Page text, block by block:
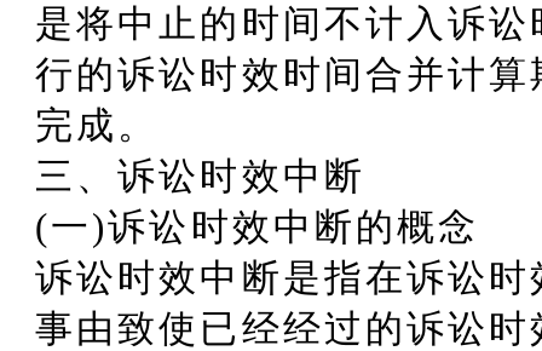
是将中止的时间不计入诉
行的诉讼时效时间合并计
完成。
三、诉讼时效中断
(一)诉讼时效中断的概念
诉讼时效中断是指在诉讼
事由致使已经经过的诉讼